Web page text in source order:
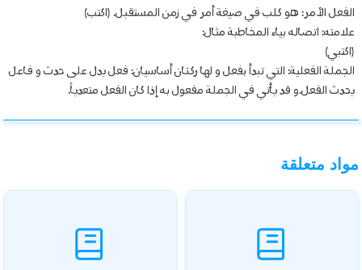
الفعل الأمر: هو كلب في صيغة أمر في زمن المستقبل. (اكتب)
علامته: اتصاله بياء المخاطبة مثال:
(اكتبي)
الجملة الفعلية: التي تبدأ بفعل و لها ركنان أساسيان: فعل يدل على حدث و فاعل
يحدث الفعل.و قد يأتي في الجملة مفعول به إذا كان الفعل متعدياً.
مواد متعلقة